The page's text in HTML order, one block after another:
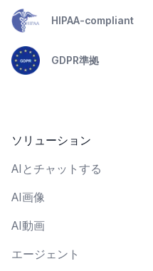
HIPAA-compliant
GDPR準拠
ソリューション
AIとチャットする
AI画像
AI動画
エージェント